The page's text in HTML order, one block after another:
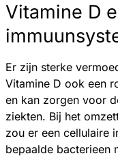
Vitamine D
Er zijn sterke
Vitamine D ook een
en kan zorgen voor
ziekten. Bij het
zou er een cellulaire
bepaalde bacterieen